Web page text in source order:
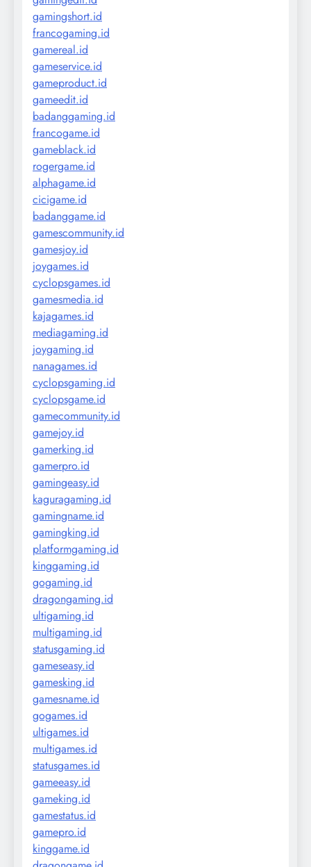
gamingshort.id
francogaming.id
gamereal.id
gameservice.id
gameproduct.id
gameedit.id
badanggaming.id
francogame.id
gameblack.id
rogergame.id
alphagame.id
cicigame.id
badanggame.id
gamescommunity.id
gamesjoy.id
joygames.id
cyclopsgames.id
gamesmedia.id
kajagames.id
mediagaming.id
joygaming.id
nanagames.id
cyclopsgaming.id
cyclopsgame.id
gamecommunity.id
gamejoy.id
gamerking.id
gamerpro.id
gamingeasy.id
kaguragaming.id
gamingname.id
gamingking.id
platformgaming.id
kinggaming.id
gogaming.id
dragongaming.id
ultigaming.id
multigaming.id
statusgaming.id
gameseasy.id
gamesking.id
gamesname.id
gogames.id
ultigames.id
multigames.id
statusgames.id
gameeasy.id
gameking.id
gamestatus.id
gamepro.id
kinggame.id